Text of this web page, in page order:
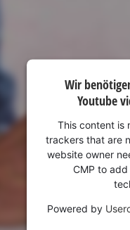
Wir
Youtube
This content is
trackers that are
website owner
CMP to
Powered by